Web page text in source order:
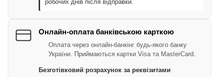
робочих днів після відправки.
Онлайн-оплата банківською карткою
Оплата через онлайн-банкінг будь-якого банку
України. Приймаються картки Visa та MasterCard.
Безготівковий розрахунок за реквізитами